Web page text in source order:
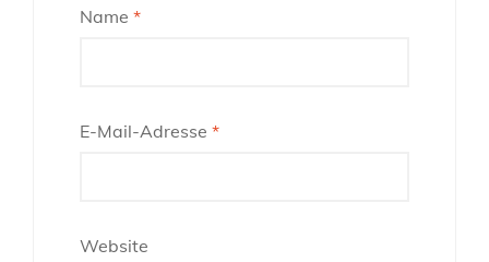
Name *
E-Mail-Adresse *
Website